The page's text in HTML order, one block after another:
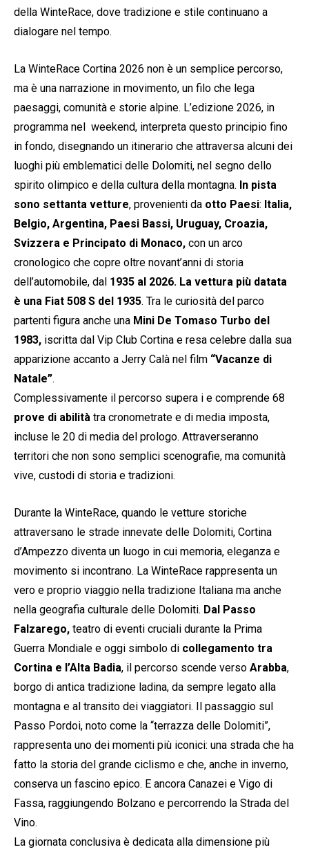
della WinteRace, dove tradizione e stile continuano a
dialogare nel tempo.
La WinteRace Cortina 2026 non è un semplice percorso,
ma è una narrazione in movimento, un filo che lega
paesaggi, comunità e storie alpine. L’edizione 2026, in
programma nel weekend, interpreta questo principio fino
in fondo, disegnando un itinerario che attraversa alcuni dei
luoghi più emblematici delle Dolomiti, nel segno dello
spirito olimpico e della cultura della montagna. In pista
sono settanta vetture, provenienti da otto Paesi: Italia,
Belgio, Argentina, Paesi Bassi, Uruguay, Croazia,
Svizzera e Principato di Monaco, con un arco
cronologico che copre oltre novant’anni di storia
dell’automobile, dal 1935 al 2026. La vettura più datata
è una Fiat 508 S del 1935. Tra le curiosità del parco
partenti figura anche una Mini De Tomaso Turbo del
1983, iscritta dal Vip Club Cortina e resa celebre dalla sua
apparizione accanto a Jerry Calà nel film “Vacanze di
Natale”.
Complessivamente il percorso supera i e comprende 68
prove di abilità tra cronometrate e di media imposta,
incluse le 20 di media del prologo. Attraverseranno
territori che non sono semplici scenografie, ma comunità
vive, custodi di storia e tradizioni.
Durante la WinteRace, quando le vetture storiche
attraversano le strade innevate delle Dolomiti, Cortina
d’Ampezzo diventa un luogo in cui memoria, eleganza e
movimento si incontrano. La WinteRace rappresenta un
vero e proprio viaggio nella tradizione Italiana ma anche
nella geografia culturale delle Dolomiti. Dal Passo
Falzarego, teatro di eventi cruciali durante la Prima
Guerra Mondiale e oggi simbolo di collegamento tra
Cortina e l’Alta Badia, il percorso scende verso Arabba,
borgo di antica tradizione ladina, da sempre legato alla
montagna e al transito dei viaggiatori. Il passaggio sul
Passo Pordoi, noto come la “terrazza delle Dolomiti”,
rappresenta uno dei momenti più iconici: una strada che ha
fatto la storia del grande ciclismo e che, anche in inverno,
conserva un fascino epico. E ancora Canazei e Vigo di
Fassa, raggiungendo Bolzano e percorrendo la Strada del
Vino.
La giornata conclusiva è dedicata alla dimensione più